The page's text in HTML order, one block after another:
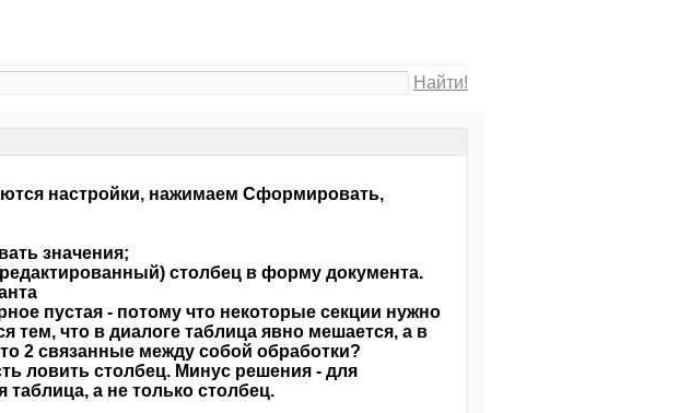
Найти!
настройки, нажимаем Сформировать,
значения;
столбец в форму документа.
пустая - потому что некоторые секции нужно
тем, что в диалоге таблица явно мешается, а в
2 связанные между собой обработки?
ловить столбец. Минус решения - для
таблица, а не только столбец.